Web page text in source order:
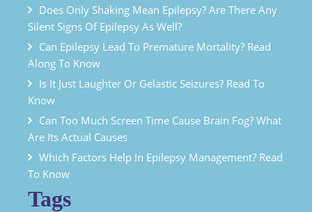
Does Only Shaking Mean Epilepsy? Are There Any
Silent Signs Of Epilepsy As Well?
Can Epilepsy Lead To Premature Mortality? Read
Along To Know
Is It Just Laughter Or Gelastic Seizures? Read To
Know
Can Too Much Screen Time Cause Brain Fog? What
Are Its Actual Causes
Which Factors Help In Epilepsy Management? Read
To Know
Tags